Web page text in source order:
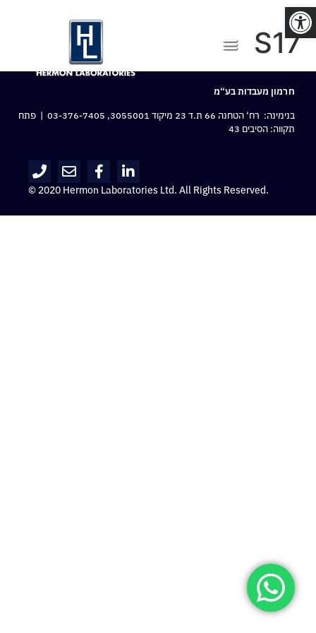
פתח סרגל נגישות
S17
חרמון מעבדות בע“מ
בנימינה: רח‘ הטחנה 66 ת.ד 23 מיקוד 3055001,
03-376-7405 | פתח
תקווה: הסיבים 43
© 2020 Hermon Laboratories Ltd. All Rights Reserved.